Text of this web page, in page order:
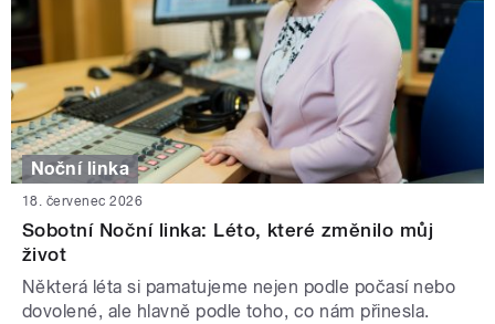
Noční linka
18. červenec 2026
Sobotní Noční linka: Léto, které změnilo můj
život
Některá léta si pamatujeme nejen podle počasí nebo
dovolené, ale hlavně podle toho, co nám přinesla.